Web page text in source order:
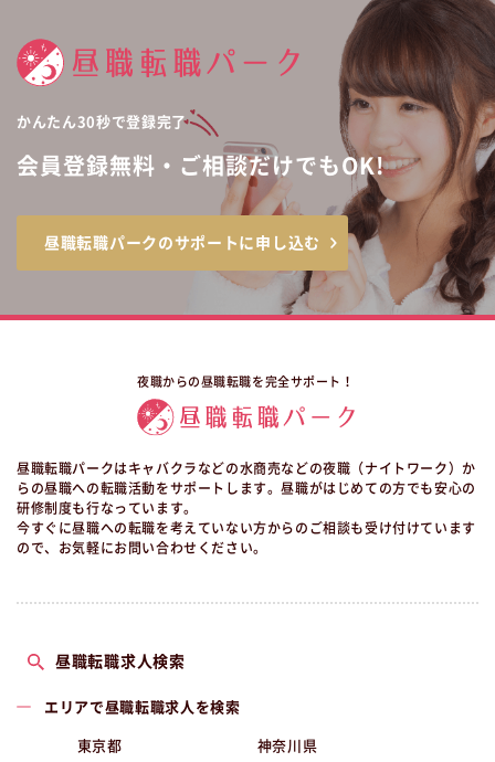
かんたん30秒で登録完了
会員登録無料・ご相談だけでもOK!
昼職転職パークのサポートに申し込む
夜職からの昼職転職を完全サポート！
昼職転職パークはキャバクラなどの水商売などの夜職（ナイトワーク）か
らの昼職への転職活動をサポートします。昼職がはじめての方でも安心の
研修制度も行なっています。
今すぐに昼職への転職を考えていない方からのご相談も受け付けています
ので、お気軽にお問い合わせください。
昼職転職求人検索
エリアで昼職転職求人を検索
東京都 神奈川県